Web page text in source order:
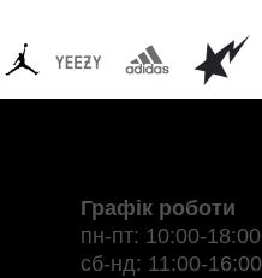
Графік роботи
пн-пт: 10:00-18:00
сб-нд: 11:00-16:00